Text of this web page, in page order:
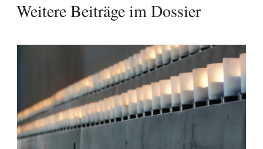
Weitere Beiträge im Dossier